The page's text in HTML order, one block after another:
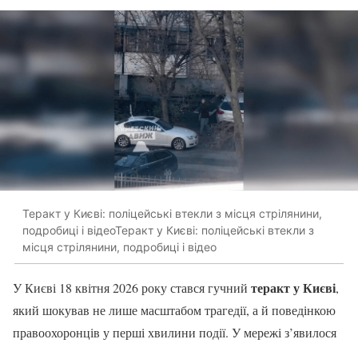
Теракт у Києві: поліцейські втекли з місця стрілянини,
подробиці і відеоТеракт у Києві: поліцейські втекли з
місця стрілянини, подробиці і відео
У Києві 18 квітня 2026 року стався гучний теракт у Києві,
який шокував не лише масштабом трагедії, а й поведінкою
правоохоронців у перші хвилини події. У мережі з’явилося